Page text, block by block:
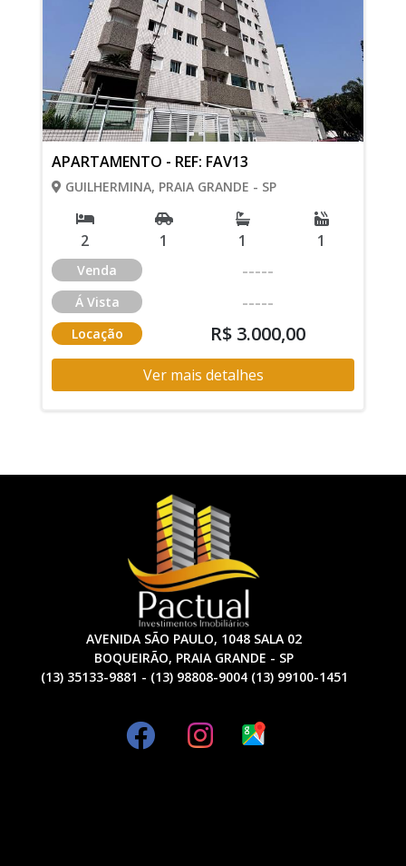
APARTAMENTO - REF: FAV13
GUILHERMINA, PRAIA GRANDE - SP
2 1 1 1
Venda -----
Á Vista -----
Locação R$ 3.000,00
Ver mais detalhes
AVENIDA SÃO PAULO, 1048 SALA 02
BOQUEIRÃO, PRAIA GRANDE - SP
(13) 35133-9881 - (13) 98808-9004 (13) 99100-1451